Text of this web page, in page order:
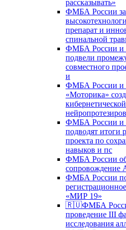
рассказывать»
ФМБА России
препарат и
спинальной
ФМБА России и
подвели
совместного
и
ФМБА России и
«Моторика»
ФМБА России и
подводят итоги
проекта по
навыков и пс
ФМБА России
сопровождение
ФМБА России
«МИР 19»
🇷🇺ФМБА России
проведение III
исследования